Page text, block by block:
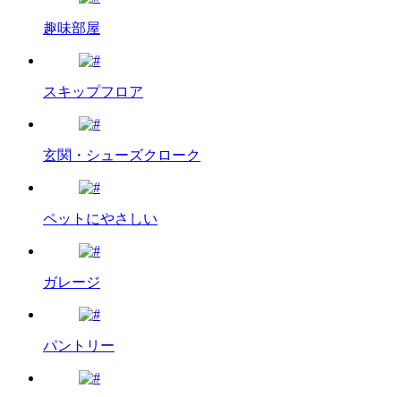
趣味部屋
スキップフロア
玄関・シューズクローク
ペットにやさしい
ガレージ
パントリー